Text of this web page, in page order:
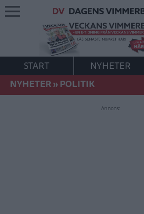
START NYHETER
NYHETER»POLITIK
Annons: